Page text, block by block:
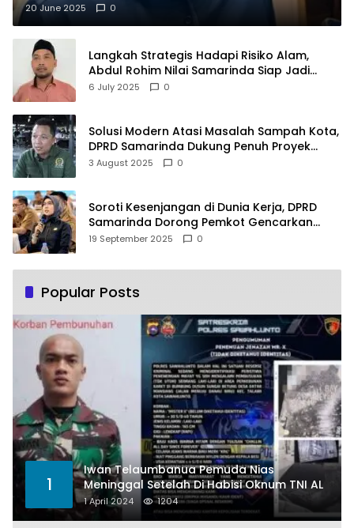
20 June 2025 0
Langkah Strategis Hadapi Risiko Alam,
Abdul Rohim Nilai Samarinda Siap Jadi
Pusat Logistik Bencana Kalimantan
6 July 2025 0
Solusi Modern Atasi Masalah Sampah Kota,
DPRD Samarinda Dukung Penuh Proyek
PLTSA
3 August 2025 0
Soroti Kesenjangan di Dunia Kerja, DPRD
Samarinda Dorong Pemkot Gencarkan
Pemberdayaan Perempuan
19 September 2025 0
Popular Posts
1
Iwan Telaumbanua Pemuda Nias
Meninggal Setelah Di Habisi Oknum TNI AL
1 April 2024 1204